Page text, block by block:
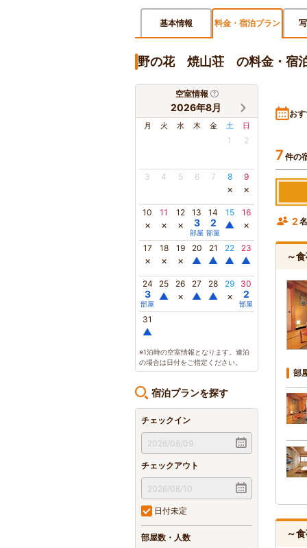
基本情報 料金・宿泊プラン
野の花 焼山荘 の料金・宿
空室情報
2026年8月
月 火 水 木 金 土 日
1 2
3 4 5 6 7 8
×
9
×
10
×
11
×
12
×
13
3
部屋
14
2
部屋
15
▲
16
×
17
×
18
×
19
×
20
▲
21
▲
22
▲
23
▲
24
3
部屋
25
▲
26
×
27
▲
28
▲
29
×
30
2
部屋
31
▲
※1泊時の空室情報となります。連泊
の場合は日付をご指定ください。
宿泊プランを探す
チェックイン
チェックアウト
日付未定
部屋数・人数
お
7 件の
2
～
部
～